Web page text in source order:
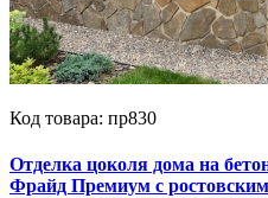
Код товара: пр830
Отделка цоколя дома на
Фрайд Премиум с